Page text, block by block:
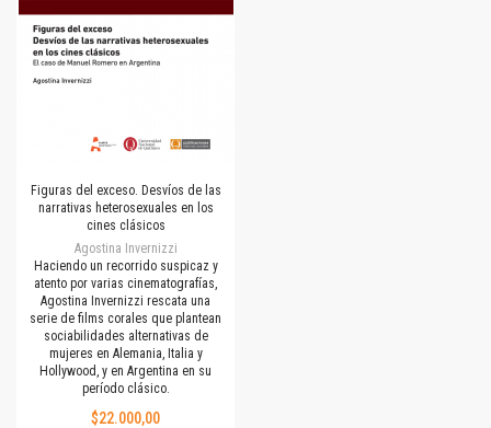
Figuras del exceso. Desvíos de las
narrativas heterosexuales en los
cines clásicos
Agostina Invernizzi
Haciendo un recorrido suspicaz y
atento por varias cinematografías,
Agostina Invernizzi rescata una
serie de films corales que plantean
sociabilidades alternativas de
mujeres en Alemania, Italia y
Hollywood, y en Argentina en su
período clásico.
$22.000,00